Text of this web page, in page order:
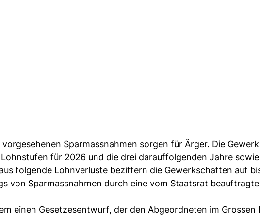
Sparmassnahmen sorgen für Ärger. Die
für 2026 und die drei darauffolgenden Jahre
folgende Lohnverluste beziffern die Gewerkschaften auf
von Sparmassnahmen durch eine vom Staatsrat
einen Gesetzesentwurf, der den Abgeordneten im Grossen